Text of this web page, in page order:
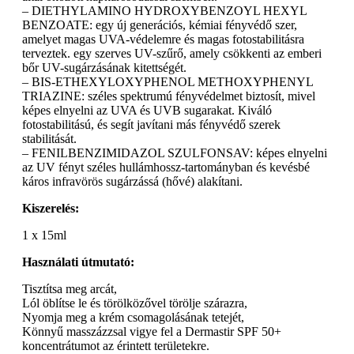
– DIETHYLAMINO HYDROXYBENZOYL HEXYL
BENZOATE: egy új generációs, kémiai fényvédő szer,
amelyet magas UVA-védelemre és magas fotostabilitásra
terveztek. egy szerves UV-szűrő, amely csökkenti az emberi
bőr UV-sugárzásának kitettségét.
– BIS-ETHEXYLOXYPHENOL METHOXYPHENYL
TRIAZINE: széles spektrumú fényvédelmet biztosít, mivel
képes elnyelni az UVA és UVB sugarakat. Kiváló
fotostabilitású, és segít javítani más fényvédő szerek
stabilitását.
– FENILBENZIMIDAZOL SZULFONSAV: képes elnyelni
az UV fényt széles hullámhossz-tartományban és kevésbé
káros infravörös sugárzássá (hővé) alakítani.
Kiszerelés:
1 x 15ml
Használati útmutató:
Tisztítsa meg arcát,
Lól öblítse le és törölközővel törölje szárazra,
Nyomja meg a krém csomagolásának tetejét,
Könnyű masszázzsal vigye fel a Dermastir SPF 50+
koncentrátumot az érintett területekre.